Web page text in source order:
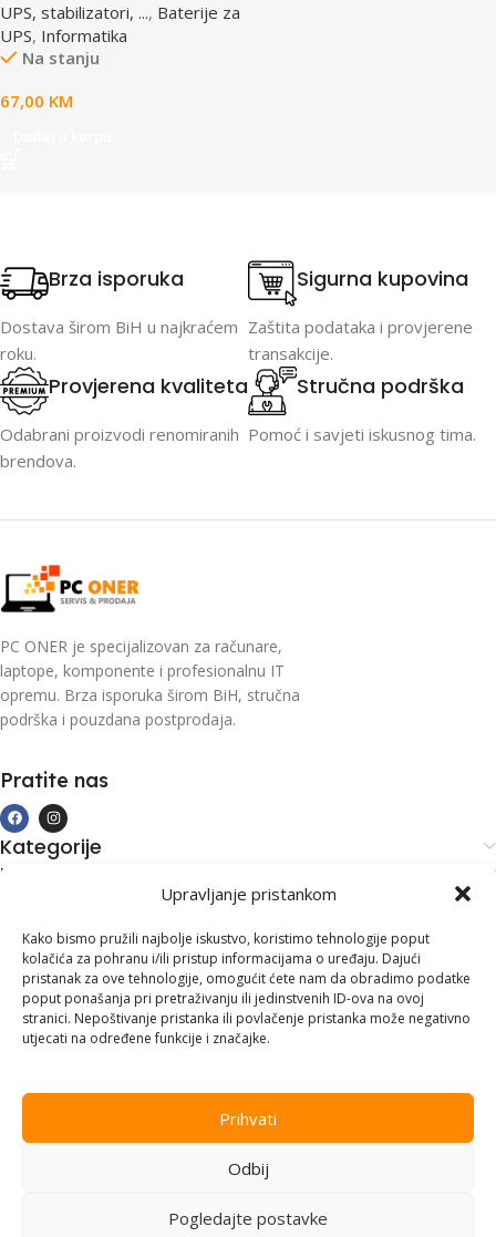
Upravljanje pristankom
Kako bismo pružili najbolje iskustvo, koristimo tehnologije poput
kolačića za pohranu i/ili pristup informacijama o uređaju. Dajući
pristanak za ove tehnologije, omogućit ćete nam da obradimo podatke
poput ponašanja pri pretraživanju ili jedinstvenih ID-ova na ovoj
stranici. Nepoštivanje pristanka ili povlačenje pristanka može negativno
utjecati na određene funkcije i značajke.
Prihvati
Odbij
Pogledajte postavke
UPS, stabilizatori, ..., Baterije za
UPS, Informatika
Na stanju
67,00 KM
Brza isporuka
Dostava širom BiH u najkraćem
roku.
Sigurna kupovina
Zaštita podataka i provjerene
transakcije.
Provjerena kvaliteta
Odabrani proizvodi renomiranih
brendova.
Stručna podrška
Pomoć i savjeti iskusnog tima.
PC ONER je specijalizovan za računare,
laptope, komponente i profesionalnu IT
opremu. Brza isporuka širom BiH, stručna
podrška i pouzdana postprodaja.
Pratite nas
Kategorije
Kupovina i podrška
Kontakt informacije
Branilaca Bosne, 75 300 Lukavac
+387 35 555 999
info@pconer.ba
Vision.